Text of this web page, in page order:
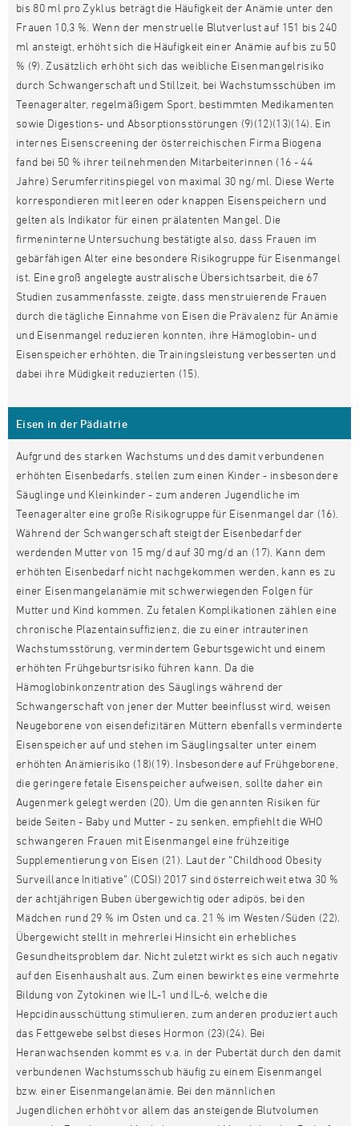
bis 80 ml pro Zyklus beträgt die Häufigkeit der Anämie unter den
Frauen 10,3 %. Wenn der menstruelle Blutverlust auf 151 bis 240
ml ansteigt, erhöht sich die Häufigkeit einer Anämie auf bis zu 50
% (9). Zusätzlich erhöht sich das weibliche Eisenmangelrisiko
durch Schwangerschaft und Stillzeit, bei Wachstumsschüben im
Teenageralter, regelmäßigem Sport, bestimmten Medikamenten
sowie Digestions- und Absorptionsstörungen (9)(12)(13)(14). Ein
internes Eisenscreening der österreichischen Firma Biogena
fand bei 50 % ihrer teilnehmenden Mitarbeiterinnen (16 - 44
Jahre) Serumferritinspiegel von maximal 30 ng/ml. Diese Werte
korrespondieren mit leeren oder knappen Eisenspeichern und
gelten als Indikator für einen prälatenten Mangel. Die
firmeninterne Untersuchung bestätigte also, dass Frauen im
gebärfähigen Alter eine besondere Risikogruppe für Eisenmangel
ist. Eine groß angelegte australische Übersichtsarbeit, die 67
Studien zusammenfasste, zeigte, dass menstruierende Frauen
durch die tägliche Einnahme von Eisen die Prävalenz für Anämie
und Eisenmangel reduzieren konnten, ihre Hämoglobin- und
Eisenspeicher erhöhten, die Trainingsleistung verbesserten und
dabei ihre Müdigkeit reduzierten (15).
Eisen in der Pädiatrie
Aufgrund des starken Wachstums und des damit verbundenen
erhöhten Eisenbedarfs, stellen zum einen Kinder - insbesondere
Säuglinge und Kleinkinder - zum anderen Jugendliche im
Teenageralter eine große Risikogruppe für Eisenmangel dar (16).
Während der Schwangerschaft steigt der Eisenbedarf der
werdenden Mutter von 15 mg/d auf 30 mg/d an (17). Kann dem
erhöhten Eisenbedarf nicht nachgekommen werden, kann es zu
einer Eisenmangelanämie mit schwerwiegenden Folgen für
Mutter und Kind kommen. Zu fetalen Komplikationen zählen eine
chronische Plazentainsuffizienz, die zu einer intrauterinen
Wachstumsstörung, vermindertem Geburtsgewicht und einem
erhöhten Frühgeburtsrisiko führen kann. Da die
Hämoglobinkonzentration des Säuglings während der
Schwangerschaft von jener der Mutter beeinflusst wird, weisen
Neugeborene von eisendefizitären Müttern ebenfalls verminderte
Eisenspeicher auf und stehen im Säuglingsalter unter einem
erhöhten Anämierisiko (18)(19). Insbesondere auf Frühgeborene,
die geringere fetale Eisenspeicher aufweisen, sollte daher ein
Augenmerk gelegt werden (20). Um die genannten Risiken für
beide Seiten - Baby und Mutter - zu senken, empfiehlt die WHO
schwangeren Frauen mit Eisenmangel eine frühzeitige
Supplementierung von Eisen (21). Laut der “Childhood Obesity
Surveillance Initiative” (COSI) 2017 sind österreichweit etwa 30 %
der achtjährigen Buben übergewichtig oder adipös, bei den
Mädchen rund 29 % im Osten und ca. 21 % im Westen/Süden (22).
Übergewicht stellt in mehrerlei Hinsicht ein erhebliches
Gesundheitsproblem dar. Nicht zuletzt wirkt es sich auch negativ
auf den Eisenhaushalt aus. Zum einen bewirkt es eine vermehrte
Bildung von Zytokinen wie IL-1 und IL-6, welche die
Hepcidinausschüttung stimulieren, zum anderen produziert auch
das Fettgewebe selbst dieses Hormon (23)(24). Bei
Heranwachsenden kommt es v.a. in der Pubertät durch den damit
verbundenen Wachstumsschub häufig zu einem Eisenmangel
bzw. einer Eisenmangelanämie. Bei den männlichen
Jugendlichen erhöht vor allem das ansteigende Blutvolumen